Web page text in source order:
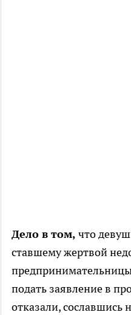
Дело в том, что
ставшему жертвой
подать заявление в
отказали, сославшись